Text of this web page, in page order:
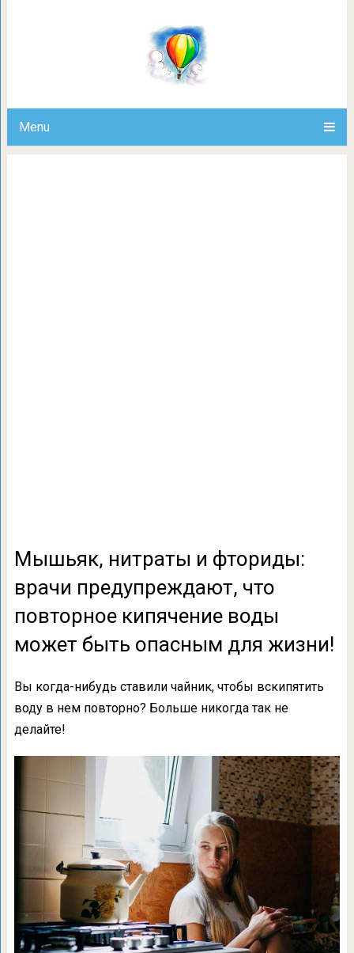
Menu
Мышьяк, нитраты и фториды:
повторное кипячение воды
Мышьяк, нитраты и фториды:
врачи предупреждают, что
повторное кипячение воды
может быть опасным для жизни!
Вы когда-нибудь ставили чайник, чтобы вскипятить
воду в нем повторно? Больше никогда так не
делайте!